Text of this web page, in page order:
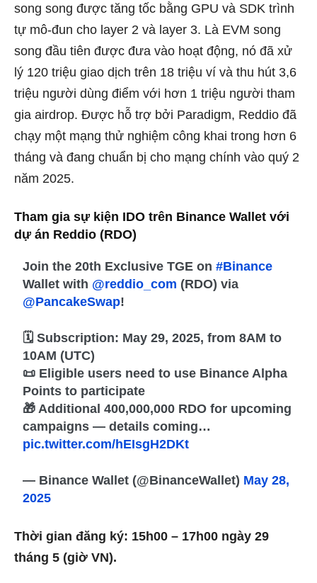
song song được tăng tốc bằng GPU và SDK trình
tự mô-đun cho layer 2 và layer 3. Là EVM song
song đầu tiên được đưa vào hoạt động, nó đã xử
lý 120 triệu giao dịch trên 18 triệu ví và thu hút 3,6
triệu người dùng điểm với hơn 1 triệu người tham
gia airdrop. Được hỗ trợ bởi Paradigm, Reddio đã
chạy một mạng thử nghiệm công khai trong hơn 6
tháng và đang chuẩn bị cho mạng chính vào quý 2
năm 2025.
Tham gia sự kiện IDO trên Binance Wallet với
dự án Reddio (RDO)
Join the 20th Exclusive TGE on#Binance
Wallet with @reddio_com (RDO) via
@PancakeSwap!
🗓️ Subscription: May 29, 2025, from 8AM to
10AM (UTC)
📜 Eligible users need to use Binance Alpha
Points to participate
🎁 Additional 400,000,000 RDO for upcoming
campaigns — details coming…
pic.twitter.com/hEIsgH2DKt
— Binance Wallet (@BinanceWallet) May 28,
2025
Thời gian đăng ký: 15h00 – 17h00 ngày 29
tháng 5 (giờ VN).